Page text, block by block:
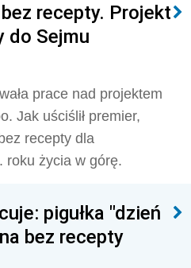
recepty. Projekt
do Sejmu
prace nad projektem
Jak uściślił premier,
recepty dla
roku życia w górę.
pigułka "dzień
bez recepty